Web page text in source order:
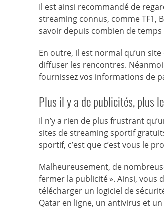
Il est ainsi recommandé de
streaming connus, comme TF1,
savoir depuis combien de
En outre, il est normal qu’un
diffuser les rencontres.
fournissez vos informations de
Plus il y a de publicités, plus
Il n’y a rien de plus frustrant
sites de streaming sportif
sportif, c’est que c’est vous le
Malheureusement, de
fermer la publicité ». Ainsi, vous
télécharger un logiciel de
Qatar en ligne, un antivirus et